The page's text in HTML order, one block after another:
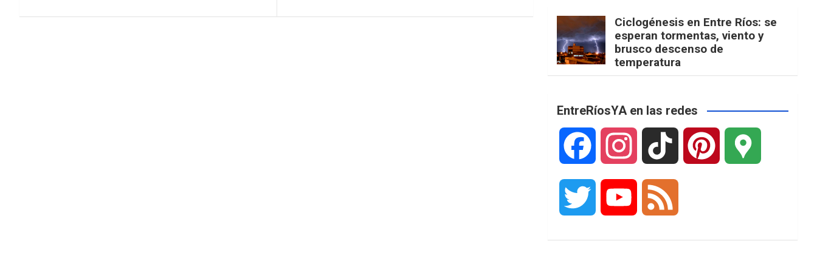
Ciclogénesis en Entre Ríos: se
esperan tormentas, viento y
brusco descenso de
temperatura
EntreRíosYA en las redes
a n